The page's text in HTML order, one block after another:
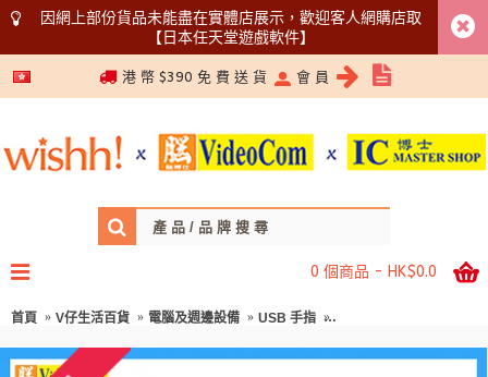
因網上部份貨品未能盡在實體店展示，歡迎客人網購店取
【日本任天堂遊戲軟件】
5366 1340
港 幣 $390 免 費 送 貨 會 員
0 個商品 - HK$0.0
首頁 V仔生活百貨 電腦及週邊設備 USB 手指 Kingston 2TB NV3